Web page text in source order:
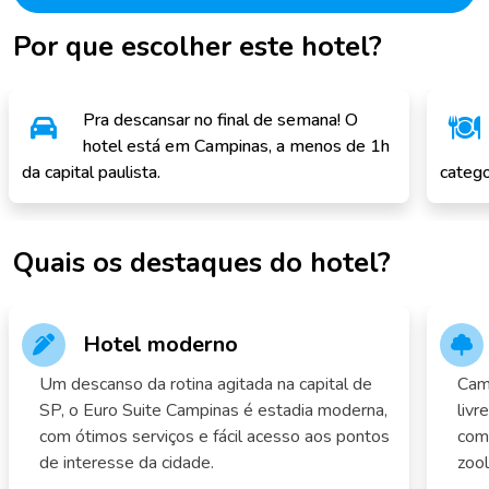
Por que escolher este hotel?
Pra descansar no final de semana! O
hotel está em Campinas, a menos de 1h
da capital paulista.
Quais os destaques do hotel?
Hotel moderno
Um descanso da rotina agitada na capital de
SP, o Euro Suite Campinas é estadia moderna,
com ótimos serviços e fácil acesso aos pontos
de interesse da cidade.